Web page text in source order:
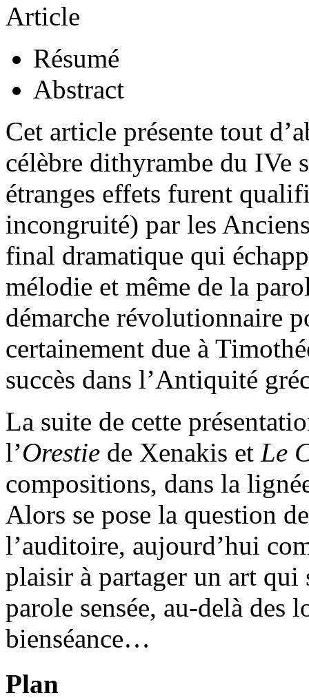
Article
Résumé
Abstract
Cet article présente tout
célèbre dithyrambe du IVe
étranges effets furent
incongruité) par les
final dramatique qui
mélodie et même de la
démarche révolutionnaire
certainement due à
succès dans l’Antiquité
La suite de cette
l’Orestie de Xenakis et Le
compositions, dans la
Alors se pose la question
l’auditoire, aujourd’hui
plaisir à partager un art qui
parole sensée, au-delà des
bienséance…
Plan